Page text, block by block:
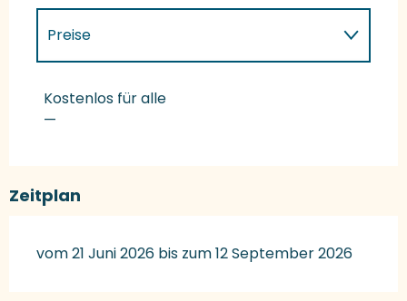
Preise
Preise 2027
Kostenlos für alle
—
Zeitplan
vom 21 Juni 2026 bis zum 12 September 2026